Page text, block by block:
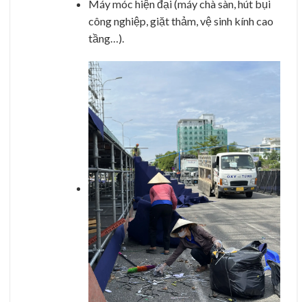
Máy móc hiện đại (máy chà sàn, hút bụi
công nghiệp, giặt thảm, vệ sinh kính cao
tầng…).